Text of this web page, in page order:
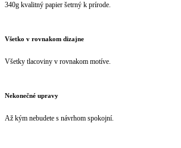
340g kvalitný papier šetrný k prírode.
Všetko v rovnakom dizajne
Všetky tlacoviny v rovnakom motíve.
Nekonečné upravy
Až kým nebudete s návrhom spokojní.